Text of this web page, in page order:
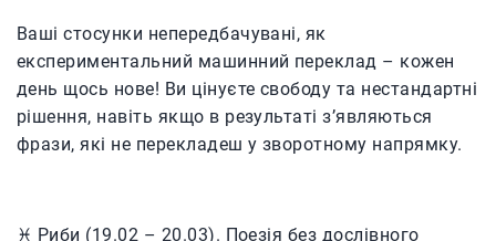
Ваші стосунки непередбачувані, як
експериментальний машинний переклад – кожен
день щось нове! Ви цінуєте свободу та нестандартні
рішення, навіть якщо в результаті з’являються
фрази, які не перекладеш у зворотному напрямку.
♓️ Риби (19.02 – 20.03). Поезія без дослівного